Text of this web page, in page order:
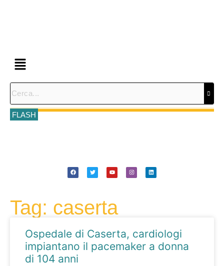
FLASH
Tag: caserta
Ospedale di Caserta, cardiologi
impiantano il pacemaker a donna
di 104 anni